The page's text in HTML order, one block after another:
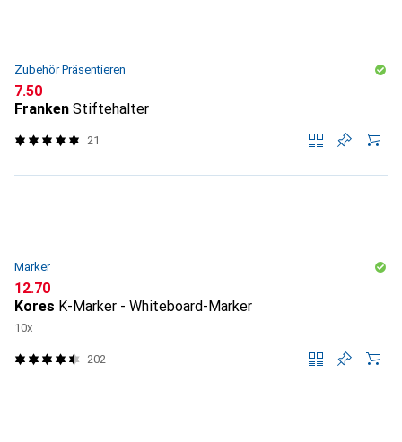
Zubehör Präsentieren
CHF
7.50
Franken Stiftehalter
21
Marker
CHF
12.70
Kores K-Marker - Whiteboard-Marker
10x
202